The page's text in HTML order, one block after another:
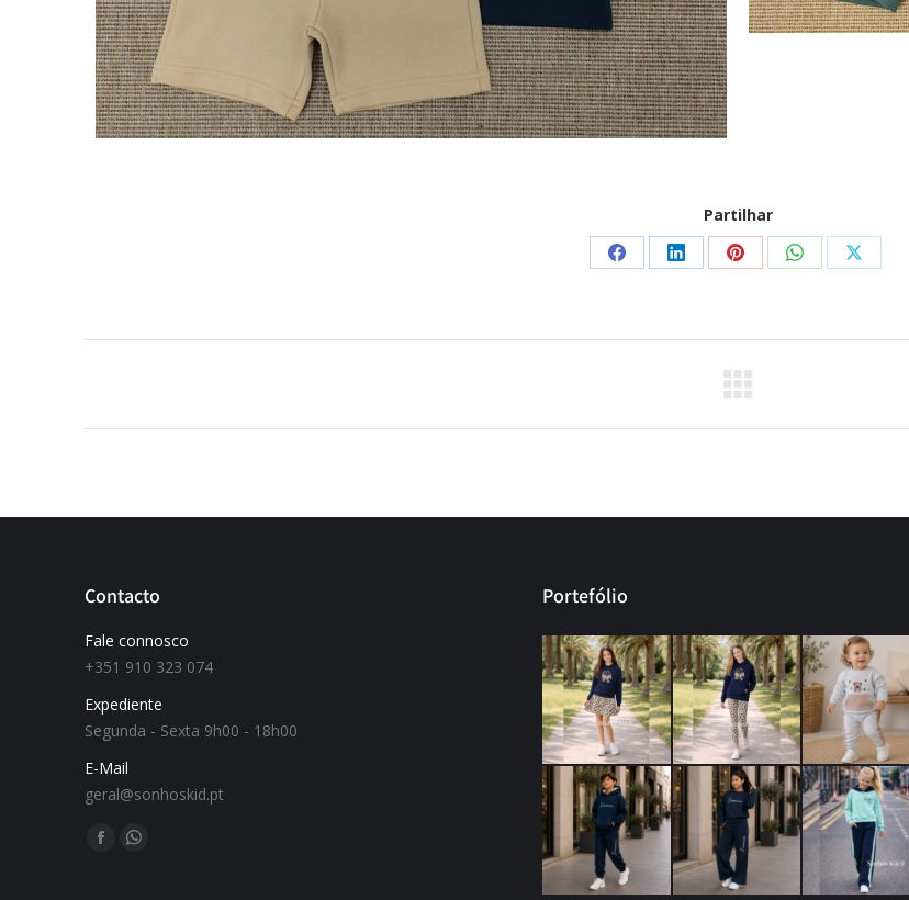
Partilhar
Contacto
Fale connosco
+351 910 323 074
Expediente
Segunda - Sexta 9h00 - 18h00
E-Mail
geral@sonhoskid.pt
Find us on:
Portefólio